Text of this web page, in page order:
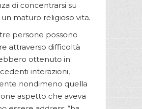
di concentrarsi su
maturo religioso vita.
persone possono
attraverso difficoltà
ottenuto in
interazioni,
nondimeno quella
aspetto che aveva